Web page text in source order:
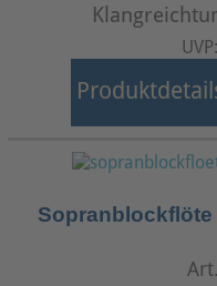
UVP: